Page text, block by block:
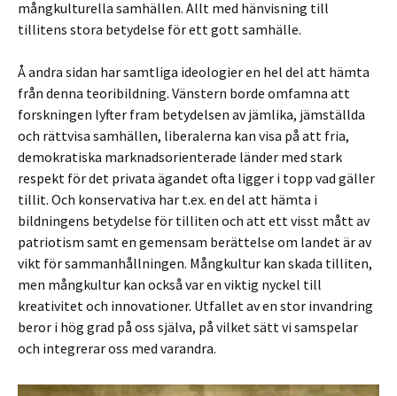
mångkulturella samhällen. Allt med hänvisning till
tillitens stora betydelse för ett gott samhälle.
Å andra sidan har samtliga ideologier en hel del att hämta
från denna teoribildning. Vänstern borde omfamna att
forskningen lyfter fram betydelsen av jämlika, jämställda
och rättvisa samhällen, liberalerna kan visa på att fria,
demokratiska marknadsorienterade länder med stark
respekt för det privata ägandet ofta ligger i topp vad gäller
tillit. Och konservativa har t.ex. en del att hämta i
bildningens betydelse för tilliten och att ett visst mått av
patriotism samt en gemensam berättelse om landet är av
vikt för sammanhållningen. Mångkultur kan skada tilliten,
men mångkultur kan också var en viktig nyckel till
kreativitet och innovationer. Utfallet av en stor invandring
beror i hög grad på oss själva, på vilket sätt vi samspelar
och integrerar oss med varandra.